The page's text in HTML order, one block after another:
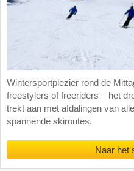
Wintersportplezier rond de
freestylers of freeriders – het
trekt aan met afdalingen van
spannende skiroutes.
Naar het